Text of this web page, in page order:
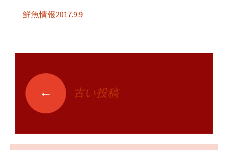
鮮魚情報2017.9.9
投稿ナビゲーショ
ン
← 古い投稿